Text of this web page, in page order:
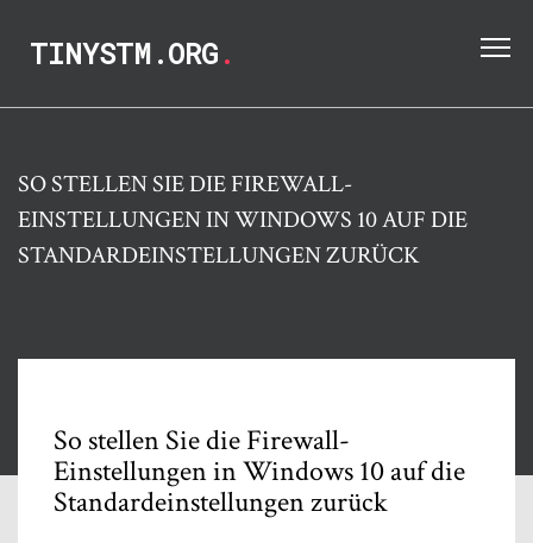
TINYSTM.ORG.
SO STELLEN SIE DIE FIREWALL-
EINSTELLUNGEN IN WINDOWS 10 AUF DIE
STANDARDEINSTELLUNGEN ZURÜCK
So stellen Sie die Firewall-
Einstellungen in Windows 10 auf die
Standardeinstellungen zurück